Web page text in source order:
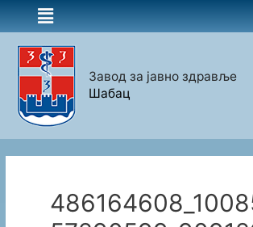
Завод за јавно здравље
Шабац